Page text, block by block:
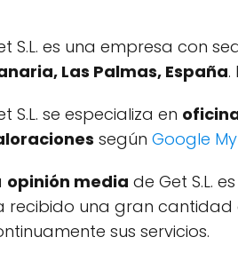
S.L. es una empresa con
Las Palmas, España.
S.L. se especializa en
según Google
opinión media de Get S.L.
recibido una gran cantidad
sus servicios.